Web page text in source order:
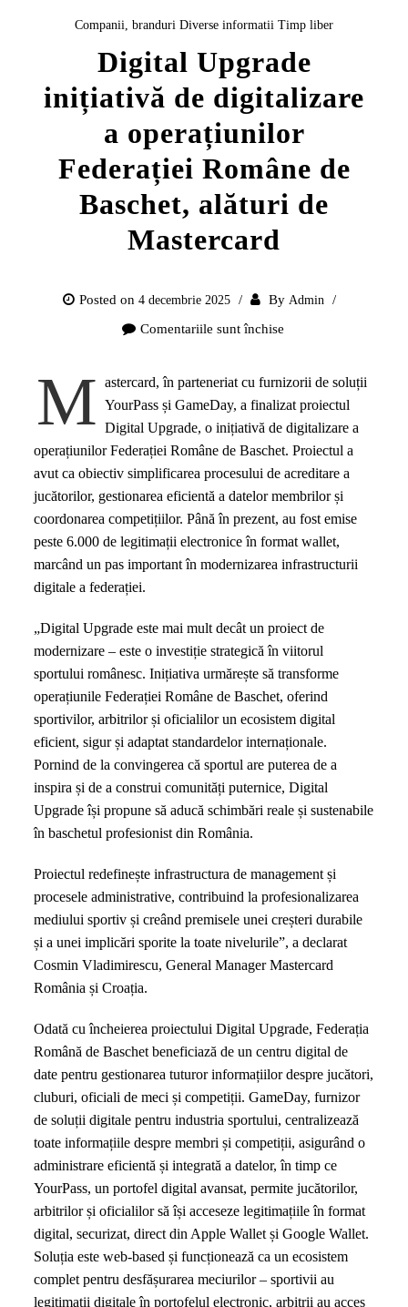
Companii, branduri Diverse informatii Timp liber
Digital Upgrade
inițiativă de digitalizare
a operațiunilor
Federației Române de
Baschet, alături de
Mastercard
Posted on 4 decembrie 2025 By Admin
Comentariile sunt închise
Upgrade
digitalizare
Federației
Române
de
Baschet,
Mastercard
M
astercard, în parteneriat cu furnizorii de soluții
YourPass și GameDay, a finalizat proiectul
Digital Upgrade, o inițiativă de digitalizare a
operațiunilor Federației Române de Baschet. Proiectul a
avut ca obiectiv simplificarea procesului de acreditare a
jucătorilor, gestionarea eficientă a datelor membrilor și
coordonarea competițiilor. Până în prezent, au fost emise
peste 6.000 de legitimații electronice în format wallet,
marcând un pas important în modernizarea infrastructurii
digitale a federației.
„Digital Upgrade este mai mult decât un proiect de
modernizare – este o investiție strategică în viitorul
sportului românesc. Inițiativa urmărește să transforme
operațiunile Federației Române de Baschet, oferind
sportivilor, arbitrilor și oficialilor un ecosistem digital
eficient, sigur și adaptat standardelor internaționale.
Pornind de la convingerea că sportul are puterea de a
inspira și de a construi comunități puternice, Digital
Upgrade își propune să aducă schimbări reale și sustenabile
în baschetul profesionist din România.
Proiectul redefinește infrastructura de management și
procesele administrative, contribuind la profesionalizarea
mediului sportiv și creând premisele unei creșteri durabile
și a unei implicări sporite la toate nivelurile”, a declarat
Cosmin Vladimirescu, General Manager Mastercard
România și Croația.
Odată cu încheierea proiectului Digital Upgrade, Federația
Română de Baschet beneficiază de un centru digital de
date pentru gestionarea tuturor informațiilor despre jucători,
cluburi, oficiali de meci și competiții. GameDay, furnizor
de soluții digitale pentru industria sportului, centralizează
toate informațiile despre membri și competiții, asigurând o
administrare eficientă și integrată a datelor, în timp ce
YourPass, un portofel digital avansat, permite jucătorilor,
arbitrilor și oficialilor să își acceseze legitimațiile în format
digital, securizat, direct din Apple Wallet și Google Wallet.
Soluția este web-based și funcționează ca un ecosistem
complet pentru desfășurarea meciurilor – sportivii au
legitimații digitale în portofelul electronic, arbitrii au acces